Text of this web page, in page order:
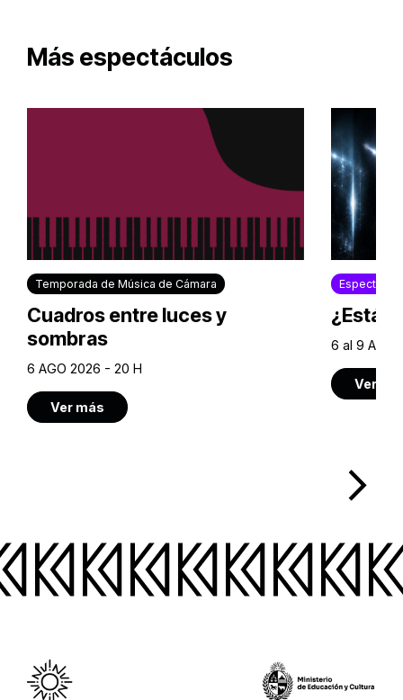
Más espectáculos
Temporada de Música de Cámara
Cuadros entre luces y
sombras
6 AGO 2026 - 20 H
Ver más
¿Estás
6 al 9 AGO
Ver
arrow_forward_ios